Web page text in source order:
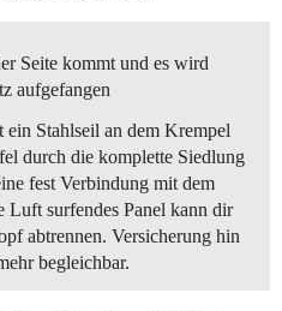
Seite kommt und es wird
aufgefangen
ein Stahlseil an dem Krempel
durch die komplette Siedlung
fest Verbindung mit dem
Luft surfendes Panel kann dir
abtrennen. Versicherung hin
begleichbar.